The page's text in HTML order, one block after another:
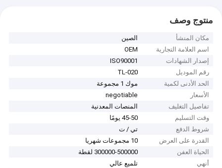
منتوج وصف
مكان المنشأ
الصين
اسم العلامة التجارية
OEM
إصدار الشهادات
ISO90001
رقم الموديل
TL-020
الحد الأدنى لكمية
موك 1 مجموعة
الأسعار
negotiable
تفاصيل التغليف
المنصات المعدنية
وقت التسليم
45-50 يومًا
شروط الدفع
تي / ت
القدرة على العرض
10 مجموعات شهريا
الحياة العفن
300000-500000 لقطة
أنهي
تلميع عالي